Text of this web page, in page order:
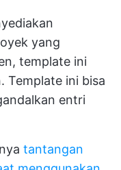
yang
template ini
Template ini bisa
entri
tantangan